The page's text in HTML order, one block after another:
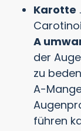
Karotte
A
der
zu
A-
führen